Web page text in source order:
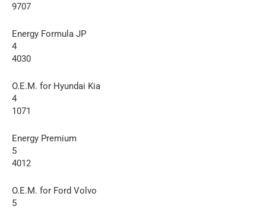
9707
Energy Formula JP
4
4030
O.E.M. for Hyundai Kia
4
1071
Energy Premium
5
4012
O.E.M. for Ford Volvo
5